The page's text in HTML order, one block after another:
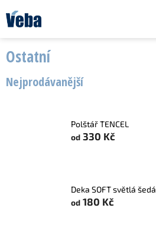
na
obsah
Ostatní
Nejprodávanější
Polštář TENCEL
od 330 Kč
Deka SOFT světlá šedá
od 180 Kč